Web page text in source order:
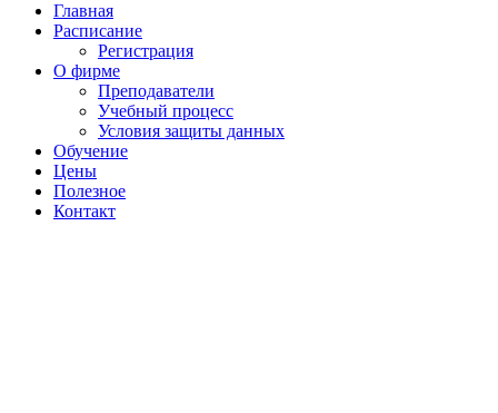
Главная
Расписание
Регистрация
О фирме
Преподаватели
Учебный процесс
Условия защиты данных
Обучение
Цены
Полезное
Контакт